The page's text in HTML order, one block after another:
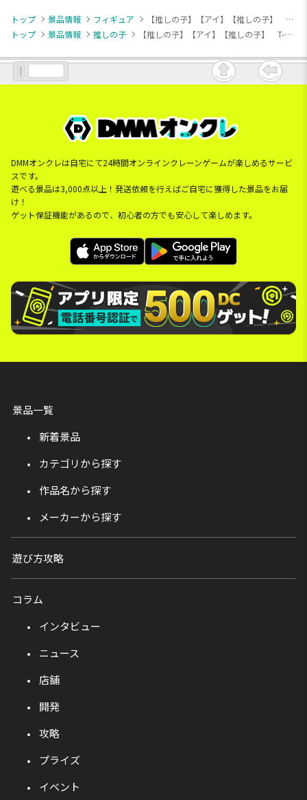
トップ 景品情報 フィギュア
【推しの子】【アイ】【推しの子】 T-most アイ フィギュア
トップ
景品情報 推しの子 【推しの子】【アイ】【推しの子】 T-most アイ フィギュア
DMMオンクレは自宅にて24時間オンラインクレーンゲームが楽しめるサービ
スです。
遊べる景品は3,000点以上！発送依頼を行えばご自宅に獲得した景品をお届
け！
ゲット保証機能があるので、初心者の方でも安心して楽しめます。
景品一覧
新着景品
カテゴリから探す
作品名から探す
メーカーから探す
遊び方攻略
コラム
インタビュー
ニュース
店舗
開発
攻略
プライズ
イベント